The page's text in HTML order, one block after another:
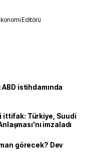
Editörü
istihdamında
ittifak: Türkiye, Suudi
imzaladı
görecek? Dev